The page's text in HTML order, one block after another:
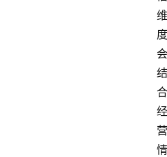
维
度
会
结
合
经
营
情